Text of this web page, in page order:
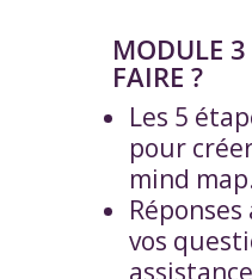
MODULE
FAIRE ?
Les 5
pour
mind
vos
assistance